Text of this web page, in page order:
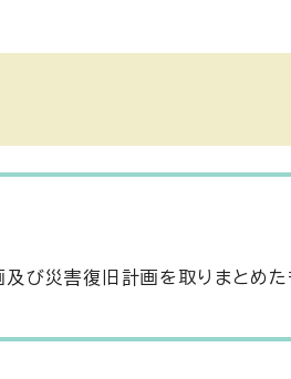
び災害復旧計画を取りまとめた